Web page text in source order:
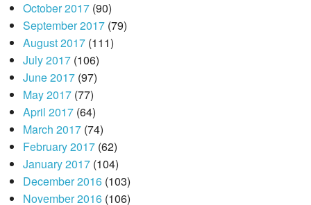
October 2017(90)
September 2017(79)
August 2017(111)
July 2017(106)
June 2017(97)
May 2017(77)
April 2017(64)
March 2017(74)
February 2017(62)
January 2017(104)
December 2016(103)
November 2016(106)